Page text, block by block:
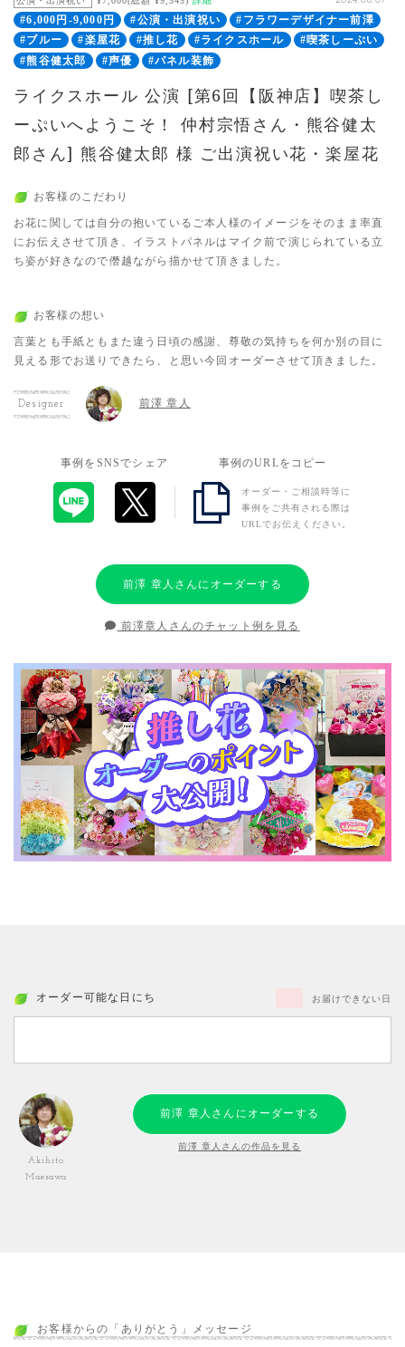
#6,000円-9,000円 #公演・出演祝い
#フラワーデザイナー前澤
#ブルー
#楽屋花 #推し花 #ライクスホール
#喫茶しーぷい
#熊谷健太郎
#声優 #パネル装飾
ライクスホール 公演 [第6回【阪神店】喫茶し
ーぷいへようこそ！ 仲村宗悟さん・熊谷健太
郎さん] 熊谷健太郎 様 ご出演祝い花・楽屋花
お客様のこだわり
お花に関しては自分の抱いているご本人様のイメージをそのまま率直
にお伝えさせて頂き、イラストパネルはマイク前で演じられている立
ち姿が好きなので僭越ながら描かせて頂きました。
お客様の想い
言葉とも手紙ともまた違う日頃の感謝、尊敬の気持ちを何か別の目に
見える形でお送りできたら、と思い今回オーダーさせて頂きました。
Designer 前澤 章人
事例をSNSでシェア 事例のURLをコピー
オーダー・ご相談時等に
事例をご共有される際は
URLでお伝えください。
前澤 章人さんにオーダーする
前澤章人さんのチャット例を見る
オーダー可能な日にち お届けできない日
Akihito
Maesawa
前澤 章人さんにオーダーする
前澤 章人さんの作品を見る
お客様からの「ありがとう」メッセージ